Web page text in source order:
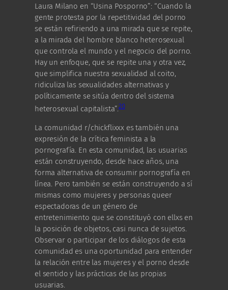
Laura Milano en “Usina Posporno”: “Cuando la
gente protesta por la repetitividad del porno
se están refiriendo a una mirada que se repite,
a la mirada del hombre blanco heterosexual
que controla el mundo y el negocio del porno.
Hay un enfoque, que se repite una y otra vez,
que simplifica nuestra sexualidad al coito,
ridiculiza las sexualidades alternativas y
políticamente se sitúa dentro del sistema
heterosexual capitalista”.20
La comunidad r/chickflixxx es también una
expresión de la crítica feminista a la
pornografía. En esta comunidad, las usuarias
están construyendo, desde hace años, una
forma alternativa de consumir pornografía en
línea. Pero también se están construyendo a sí
mismas como mujeres y personas queer
espectadoras de un género de
entretenimiento que se constituyó con ellxs en
la posición de objetos, casi nunca de sujetos.
Observar o participar de los diálogos de esta
comunidad es una oportunidad para entender
la relación entre las mujeres y el porno desde
el sentido y las prácticas de las propias
usuarias.